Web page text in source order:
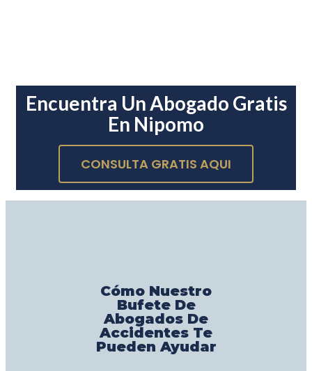
Encuentra Un Abogado Gratis
En Nipomo
CONSULTA GRATIS AQUI
Cómo Nuestro
Bufete De
Abogados De
Accidentes Te
Pueden Ayudar